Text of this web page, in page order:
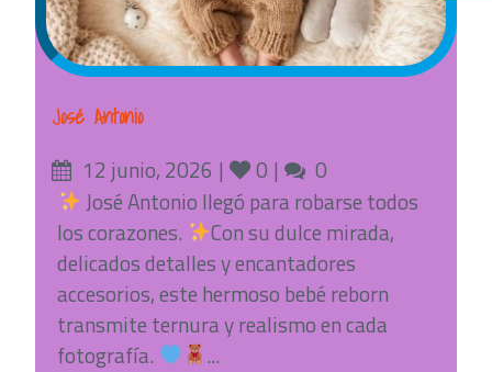
José Antonio
Posted
on
12 junio, 2026 Likes
0 Comments
0
José Antonio llegó para robarse todos
los corazones.
Con su dulce mirada,
delicados detalles y encantadores
accesorios, este hermoso bebé reborn
transmite ternura y realismo en cada
fotografía.
...